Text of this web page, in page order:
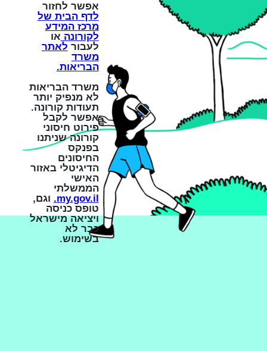
אפשר לחזור
לדף הבית של
מרכז המידע
לקורונה או
לעבור לאתר
משרד
הבריאות.
משרד הבריאות
לא מנפיק יותר
תעודות קורונה.
אפשר לקבל
פירוט חיסוני
קורונה שניתנו
בפנקס
החיסונים
הדיגיטלי באזור
האישי
הממשלתי
my.gov.il.
וגם,
טופס כניסה
ויציאה מישראל
כבר לא
בשימוש.